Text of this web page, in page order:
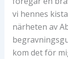
vi hennes
närheten av
kom det för